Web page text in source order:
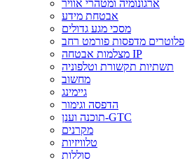
ארגונומיה ומטהרי אוויר
אבטחת מידע
מסכי מגע גדולים
פלוטרים מדפסות פורמט רחב
מצלמות אבטחה IP
תשתיות תקשורת וטלפוניה
מחשוב
גיימינג
הדפסה וגימור
תוכנה וענן-GTC
מקרנים
טלוויזיות
סוללות